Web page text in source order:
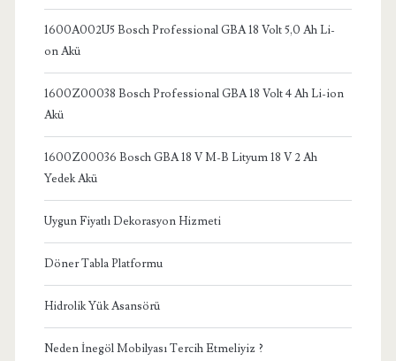
1600A002U5 Bosch Professional GBA 18 Volt 5,0 Ah Li-
on Akü
1600Z00038 Bosch Professional GBA 18 Volt 4 Ah Li-ion
Akü
1600Z00036 Bosch GBA 18 V M-B Lityum 18 V 2 Ah
Yedek Akü
Uygun Fiyatlı Dekorasyon Hizmeti
Döner Tabla Platformu
Hidrolik Yük Asansörü
Neden İnegöl Mobilyası Tercih Etmeliyiz ?